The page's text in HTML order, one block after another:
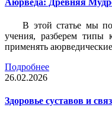
В этой статье мы
учения, разберем типы
применять
Подробнее
26.02.2026
Здоровье суставов и